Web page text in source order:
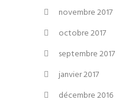
novembre 2017
octobre 2017
septembre 2017
janvier 2017
décembre 2016